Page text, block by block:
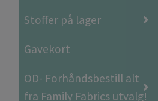
Stoffer på lager
Gavekort
OD- Forhåndsbestill alt
fra Family Fabrics utvalg!